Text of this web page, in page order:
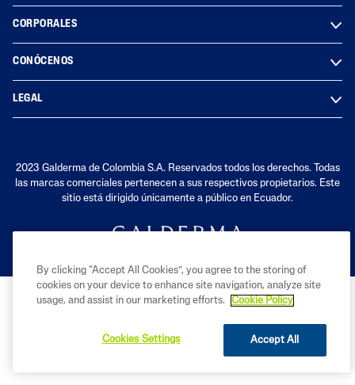
CORPORALES
CONÓCENOS
LEGAL
2023 Galderma de Colombia S.A. Reservados todos los derechos. Todas
las marcas comerciales pertenecen a sus respectivos propietarios. Este
sitio está dirigido únicamente a público en Ecuador.
By clicking “Accept All Cookies”, you agree to the storing of
cookies on your device to enhance site navigation, analyze site
usage, and assist in our marketing efforts.
Cookie Policy
Accept All
Cookies Settings